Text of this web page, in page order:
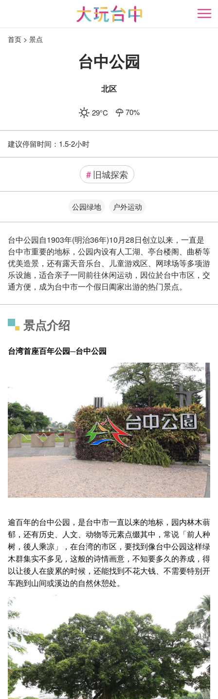
开
首页 景点
台中公园
北区
29°C 70%
建议停留时间： 1.5-2小时
#旧城探索
公园绿地 户外运动
台中公园自1903年(明治36年)10月28日创立以来，一直是
台中市重要的地标，公园内设有人工湖、亭台楼阁、曲桥等
优美造景，还有露天音乐台、儿童游戏区、网球场等多项游
乐设施，适合亲子一同前往休闲运动，因位於台中市区，交
通方便，成为台中市一个假日阖家出游的热门景点。
景点介绍
台湾首座百年公园─台中公园
逾百年的台中公园，是台中市一直以来的地标，园内林木蓊
郁，还有历史、人文、动物等元素点缀其中，常说「前人种
树，後人乘凉」，在台湾的市区，要找到像台中公园这样绿
木群集实不多见，这般的诗情画意，不知要多久的养成，得
以让後人在疲累的时候，还能找到不花大钱、不需要特别开
车跑到山间或溪边的自然休憩处。